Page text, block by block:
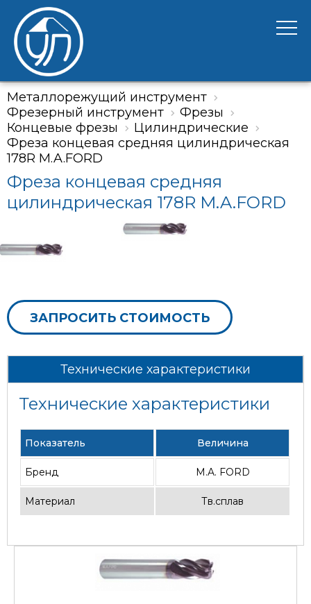
Металлорежущий инструмент
Фрезерный инструмент
Фрезы
Концевые фрезы
Цилиндрические
Фреза концевая средняя цилиндрическая
178R M.A.FORD
Фреза концевая средняя
цилиндрическая 178R M.A.FORD
ЗАПРОСИТЬ СТОИМОСТЬ
Технические характеристики
Технические характеристики
Показатель Величина
Бренд M.A. FORD
Материал Тв.сплав